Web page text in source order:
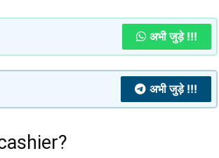
अभी जुड़े !!!
अभी जुड़े !!!